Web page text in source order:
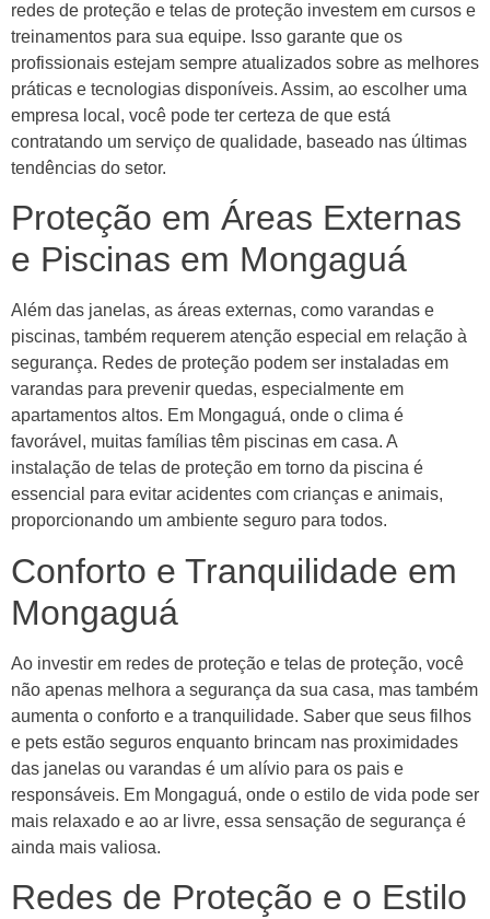
redes de proteção e telas de proteção investem em cursos e
treinamentos para sua equipe. Isso garante que os
profissionais estejam sempre atualizados sobre as melhores
práticas e tecnologias disponíveis. Assim, ao escolher uma
empresa local, você pode ter certeza de que está
contratando um serviço de qualidade, baseado nas últimas
tendências do setor.
Proteção em Áreas Externas
e Piscinas em Mongaguá
Além das janelas, as áreas externas, como varandas e
piscinas, também requerem atenção especial em relação à
segurança. Redes de proteção podem ser instaladas em
varandas para prevenir quedas, especialmente em
apartamentos altos. Em Mongaguá, onde o clima é
favorável, muitas famílias têm piscinas em casa. A
instalação de telas de proteção em torno da piscina é
essencial para evitar acidentes com crianças e animais,
proporcionando um ambiente seguro para todos.
Conforto e Tranquilidade em
Mongaguá
Ao investir em redes de proteção e telas de proteção, você
não apenas melhora a segurança da sua casa, mas também
aumenta o conforto e a tranquilidade. Saber que seus filhos
e pets estão seguros enquanto brincam nas proximidades
das janelas ou varandas é um alívio para os pais e
responsáveis. Em Mongaguá, onde o estilo de vida pode ser
mais relaxado e ao ar livre, essa sensação de segurança é
ainda mais valiosa.
Redes de Proteção e o Estilo